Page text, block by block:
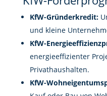
KfW-Gründerkredit:
und kleine
KfW-
energieeffizienter
Privathaushalten.
KfW-